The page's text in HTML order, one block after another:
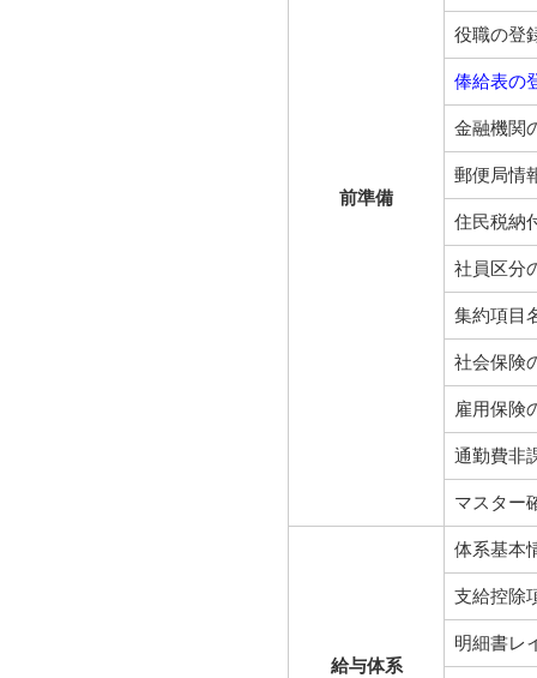
前準備
役職の登
俸給表の
金融機関
郵便局情
住民税納
社員区分
集約項目
社会保険
雇用保険
通勤費非
マスター
給与体系
体系基本
支給控除
明細書レ